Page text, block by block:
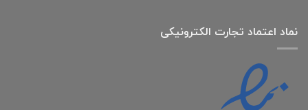
نماد اعتماد تجارت الكترونیكی